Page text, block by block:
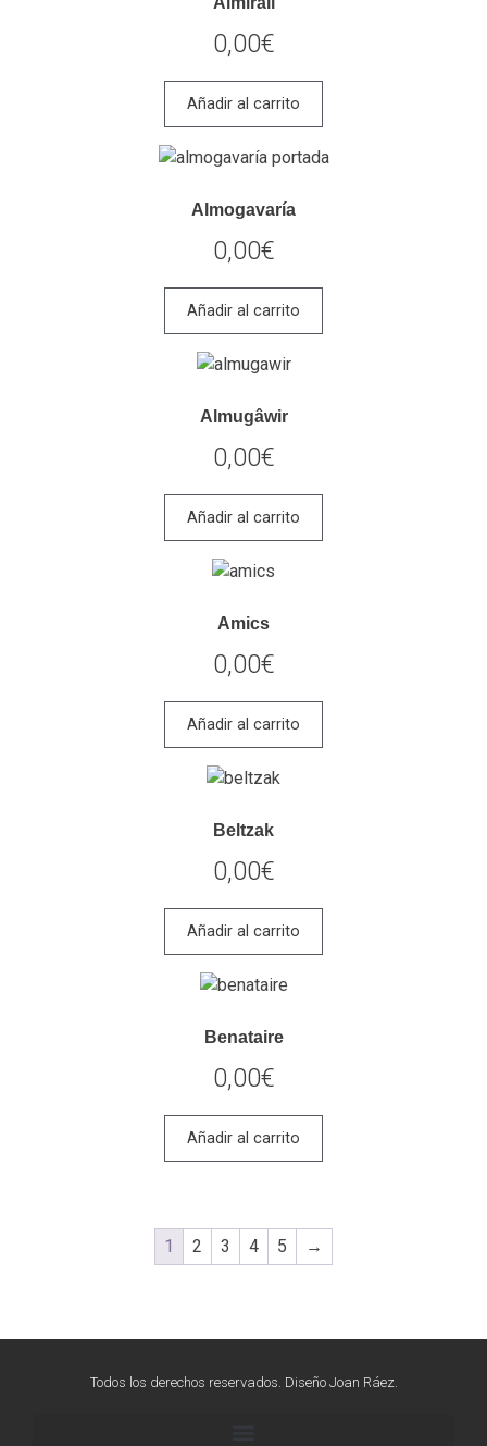
0,00€
Añadir al carrito
Almogavaría
0,00€
Añadir al carrito
Almugâwir
0,00€
Añadir al carrito
Amics
0,00€
Añadir al carrito
Beltzak
0,00€
Añadir al carrito
Benataire
0,00€
Añadir al carrito
1 2 3 4 5 →
Todos los derechos reservados. Diseño Joan Ráez.